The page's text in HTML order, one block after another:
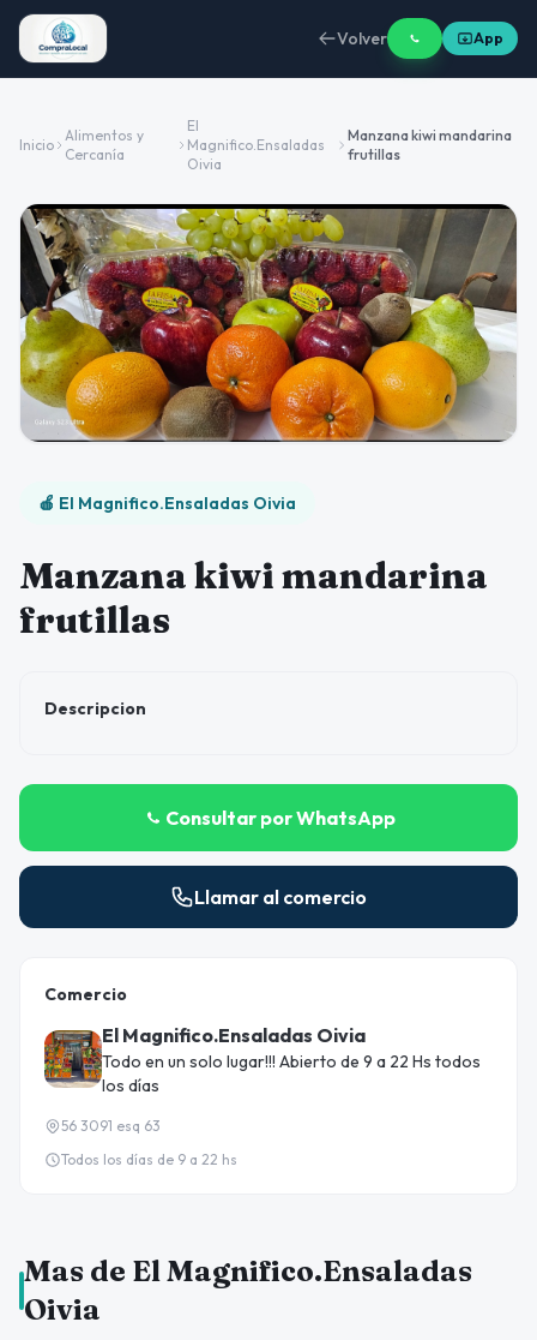
Volver App
Inicio
Alimentos y
Cercanía
El
Magnifico.Ensaladas
Oivia
Manzana kiwi mandarina
frutillas
🍎 El Magnifico.Ensaladas Oivia
Manzana kiwi mandarina
frutillas
Descripcion
Consultar por WhatsApp
Llamar al comercio
Comercio
El Magnifico.Ensaladas Oivia
Todo en un solo lugar!!! Abierto de 9 a 22 Hs todos
los días
56 3091 esq 63
Todos los días de 9 a 22 hs
Mas de El Magnifico.Ensaladas
Oivia